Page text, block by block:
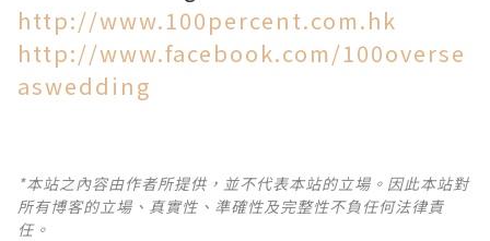
http://www.100percent.com.hk
http://www.facebook.com/100overse
aswedding
*本站之內容由作者所提供，並不代表本站的立場。因此本站對
所有博客的立場、真實性、準確性及完整性不負任何法律責
任。